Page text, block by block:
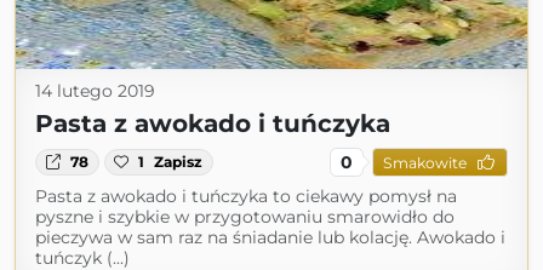
14 lutego 2019
Pasta z awokado i tuńczyka
78 1 Zapisz 0 Smakowite
Pasta z awokado i tuńczyka to ciekawy pomysł na
pyszne i szybkie w przygotowaniu smarowidło do
pieczywa w sam raz na śniadanie lub kolację. Awokado i
tuńczyk (...)